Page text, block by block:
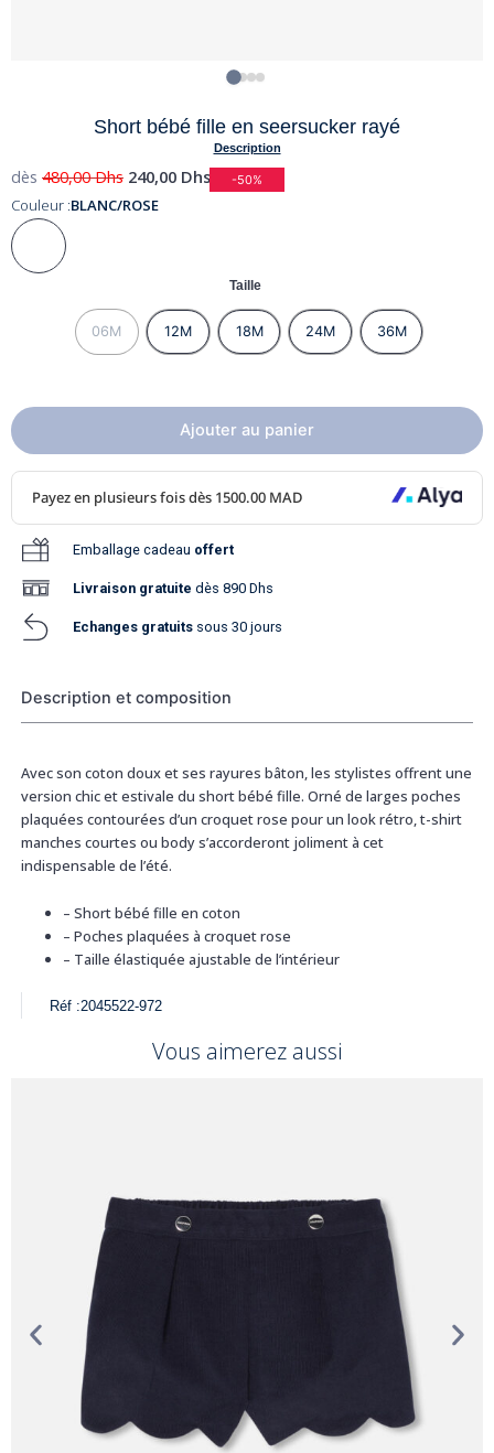
Short bébé fille en seersucker rayé
Description
dès 480,00Dhs 240,00 Dhs -50%
Couleur :BLANC/ROSE
Taille
06M 12M 18M 24M 36M
Ajouter au panier
Emballage cadeau offert
Livraison gratuite dès 890 Dhs
Echanges gratuits sous 30 jours
Description et composition
Avec son coton doux et ses rayures bâton, les stylistes offrent une
version chic et estivale du short bébé fille. Orné de larges poches
plaquées contourées d’un croquet rose pour un look rétro, t-shirt
manches courtes ou body s’accorderont joliment à cet
indispensable de l’été.
– Short bébé fille en coton
– Poches plaquées à croquet rose
– Taille élastiquée ajustable de l’intérieur
Réf :2045522-972
Vous aimerez aussi